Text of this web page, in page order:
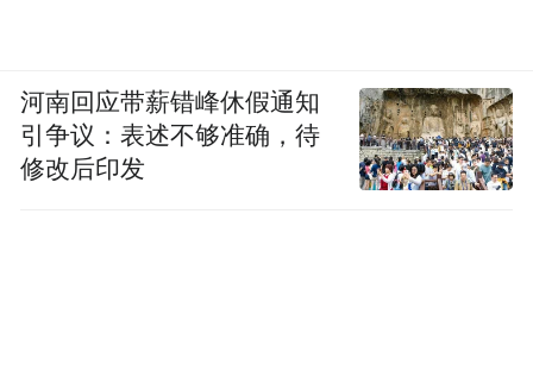
河南回应带薪错峰休假通知
引争议：表述不够准确，待
修改后印发